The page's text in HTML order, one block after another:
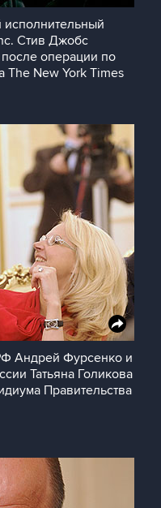
Стив Джобс
операции по
The New York Times
Андрей Фурсенко и
Татьяна Голикова
Правительства